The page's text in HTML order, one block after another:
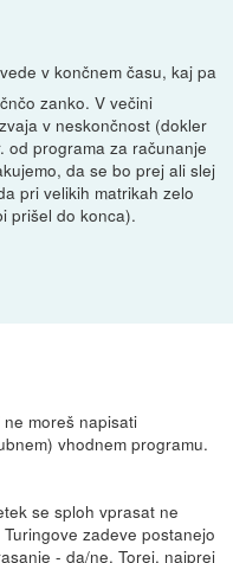
v končnem času, kaj pa
zanko. V večini
v neskončnost (dokler
od programa za računanje
da se bo prej ali slej
pri velikih matrikah zelo
prišel do konca).
moreš napisati
vhodnem programu.
se sploh vprasat ne
zadeve postanejo
- da/ne. Torej, najprej